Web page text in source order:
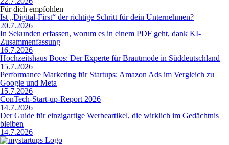
Für dich empfohlen
Ist „Digital-First“ der richtige Schritt für dein Unternehmen?
20.7.2026
In Sekunden erfassen, worum es in einem PDF geht, dank KI-
Zusammenfassung
16.7.2026
Hochzeitshaus Boos: Der Experte für Brautmode in Süddeutschland
15.7.2026
Performance Marketing für Startups: Amazon Ads im Vergleich zu
Google und Meta
15.7.2026
ConTech-Start-up-Report 2026
14.7.2026
Der Guide für einzigartige Werbeartikel, die wirklich im Gedächtnis
bleiben
14.7.2026